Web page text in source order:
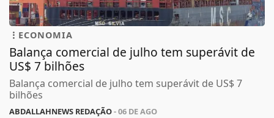
ECONOMIA
Balança comercial de julho tem superávit de
US$ 7 bilhões
Balança comercial de julho tem superávit de US$ 7
bilhões
ABDALLAHNEWS REDAÇÃO- 06 DE AGO